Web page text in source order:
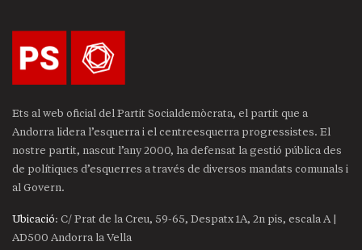
Ets al web oficial del Partit Socialdemòcrata, el partit que a
Andorra lidera l’esquerra i el centreesquerra progressistes. El
nostre partit, nascut l’any 2000, ha defensat la gestió pública des
de polítiques d’esquerres a través de diversos mandats comunals i
al Govern.
Ubicació: C/ Prat de la Creu, 59-65, Despatx 1A, 2n pis, escala A |
AD500 Andorra la Vella